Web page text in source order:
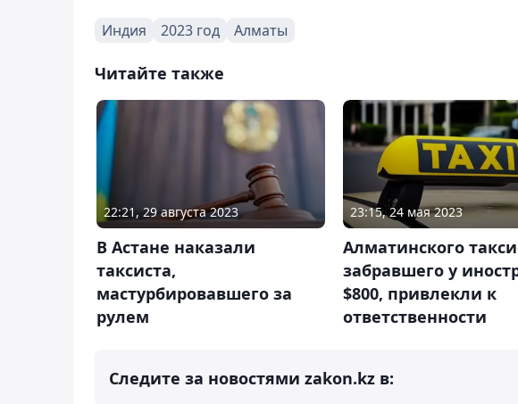
Индия 2023 год Алматы
Читайте также
22:21, 29 августа 2023
В Астане наказали
таксиста,
мастурбировавшего за
рулем
23:15, 24 мая 2023
Алматинского
забравшего у
$800, привлекли к
ответственности
Следите за новостями zakon.kz в: